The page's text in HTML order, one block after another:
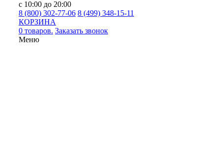
с 10:00 до 20:00
8 (800) 302-77-06 8 (499) 348-15-11
КОРЗИНА
0 товаров. Заказать звонок
Меню